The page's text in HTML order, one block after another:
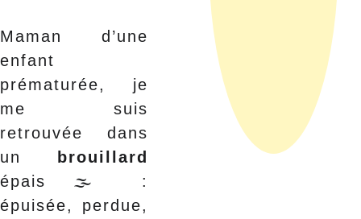
Maman d’une
enfant
prématurée, je
me suis
retrouvée dans
un
brouillard
épais 🌫️ :
épuisée, perdue,